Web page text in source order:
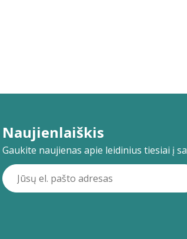
Naujienlaiškis
Gaukite naujienas apie leidinius tiesiai į